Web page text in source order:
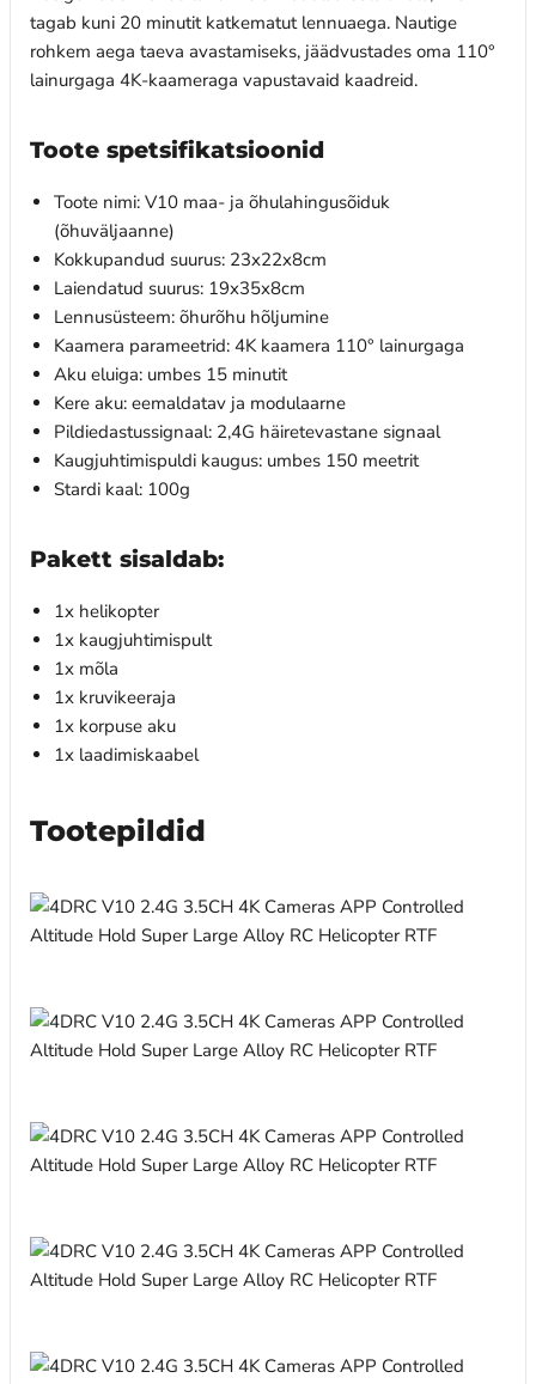
tagab kuni 20 minutit katkematut lennuaega. Nautige
rohkem aega taeva avastamiseks, jäädvustades oma 110°
lainurgaga 4K-kaameraga vapustavaid kaadreid.
Toote spetsifikatsioonid
Toote nimi: V10 maa- ja õhulahingusõiduk
(õhuväljaanne)
Kokkupandud suurus: 23x22x8cm
Laiendatud suurus: 19x35x8cm
Lennusüsteem: õhurõhu hõljumine
Kaamera parameetrid: 4K kaamera 110° lainurgaga
Aku eluiga: umbes 15 minutit
Kere aku: eemaldatav ja modulaarne
Pildiedastussignaal: 2,4G häiretevastane signaal
Kaugjuhtimispuldi kaugus: umbes 150 meetrit
Stardi kaal: 100g
Pakett sisaldab:
1x helikopter
1x kaugjuhtimispult
1x mõla
1x kruvikeeraja
1x korpuse aku
1x laadimiskaabel
Tootepildid